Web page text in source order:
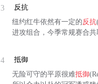
3
反抗
纽约红牛依然有一定的 反抗
进攻组合，今季常规赛合共
4
抵御
无险可守的平原很难抵御